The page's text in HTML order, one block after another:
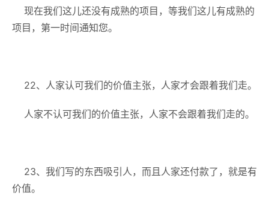
现在我们这儿还没有成熟的项目，等我们这儿有成熟的
项目，第一时间通知您。
22、人家认可我们的价值主张，人家才会跟着我们走。
人家不认可我们的价值主张，人家不会跟着我们走的。
23、我们写的东西吸引人，而且人家还付款了，就是有
价值。